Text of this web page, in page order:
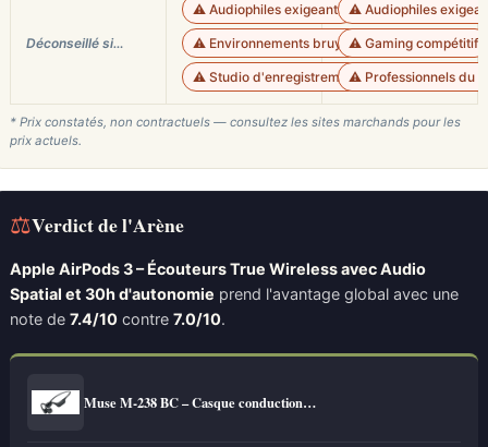
Déconseillé si…
⚠️ Audiophiles exigeants
⚠️ Environnements bruyants
⚠️ Studio d'enregistrement
⚠️ Audiophiles
⚠️ Gaming compétitif
⚠️ Professionnels du
* Prix constatés, non contractuels — consultez les sites marchands pour les
prix actuels.
⚖Verdict de l'Arène
Apple AirPods 3 – Écouteurs True Wireless avec Audio
Spatial et 30h d'autonomie prend l'avantage global avec une
note de 7.4/10 contre 7.0/10.
Muse M-238 BC – Casque conduction…